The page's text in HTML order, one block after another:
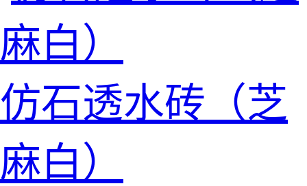
仿石透水砖（芝
麻白）